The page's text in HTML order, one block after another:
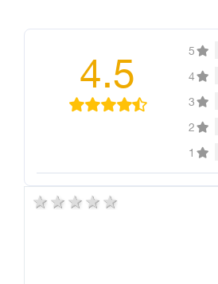
5
4
3
2
1
4.5
5 stars 4 stars 3 stars 2 stars 1 star